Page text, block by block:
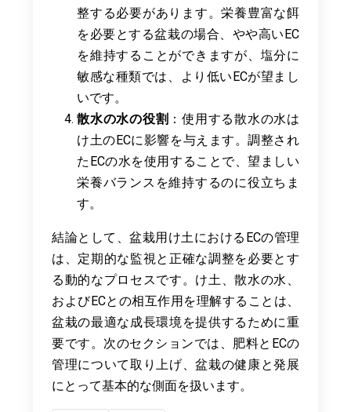
整する必要があります。栄養豊富な餌
を必要とする盆栽の場合、やや高いEC
を維持することができますが、塩分に
敏感な種類では、より低いECが望まし
いです。
散水の水の役割 ：使用する散水の水は
け土のECに影響を与えます。調整され
たECの水を使用することで、望ましい
栄養バランスを維持するのに役立ちま
す。
結論として、盆栽用け土におけるECの管理
は、定期的な監視と正確な調整を必要とす
る動的なプロセスです。け土、散水の水、
およびECとの相互作用を理解することは、
盆栽の最適な成長環境を提供するために重
要です。次のセクションでは、肥料とECの
管理について取り上げ、盆栽の健康と発展
にとって基本的な側面を扱います。